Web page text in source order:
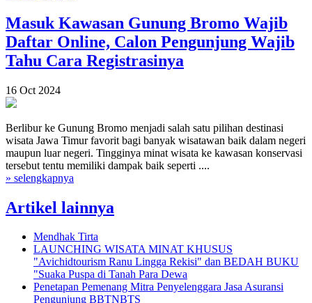
Masuk Kawasan Gunung Bromo Wajib
Daftar Online, Calon Pengunjung Wajib
Tahu Cara Registrasinya
16 Oct 2024
Berlibur ke Gunung Bromo menjadi salah satu pilihan destinasi
wisata Jawa Timur favorit bagi banyak wisatawan baik dalam negeri
maupun luar negeri. Tingginya minat wisata ke kawasan konservasi
tersebut tentu memiliki dampak baik seperti ....
» selengkapnya
Artikel lainnya
Mendhak Tirta
LAUNCHING WISATA MINAT KHUSUS
"Avichidtourism Ranu Lingga Rekisi" dan BEDAH BUKU
"Suaka Puspa di Tanah Para Dewa
Penetapan Pemenang Mitra Penyelenggara Jasa Asuransi
Pengunjung BBTNBTS